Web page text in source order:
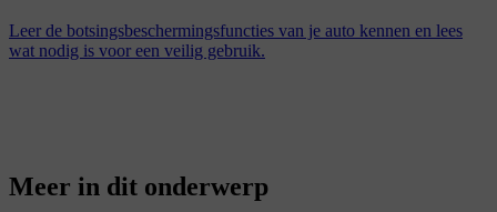
Leer de botsingsbeschermingsfuncties van je auto kennen en lees
wat nodig is voor een veilig gebruik.
Meer in dit onderwerp